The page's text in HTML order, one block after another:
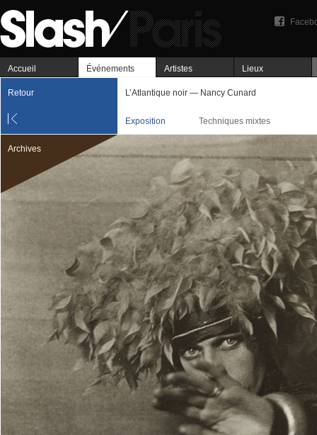
Accueil Événements Artistes Lieux
Retour L’Atlantique noir — Nancy Cunard
Exposition Techniques mixtes
Archives